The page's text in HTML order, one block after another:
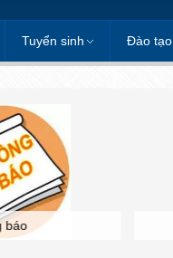
Tuyển sinh Đào tạo